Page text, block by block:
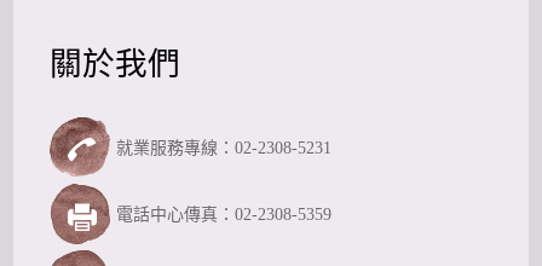
關於我們
就業服務專線：02-2308-5231
電話中心傳真：02-2308-5359